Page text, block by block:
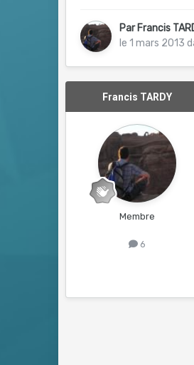
Par Francis
le 1 mars 2013
Francis TARDY
Membre
6